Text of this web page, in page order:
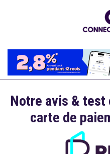
principal
Description
Notre avis & test
carte de